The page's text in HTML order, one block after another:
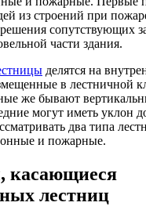
из строений при
сопутствующих
части здания.
делятся на
в лестничной
же бывают
могут иметь уклон
два типа
и пожарные.
касающиеся
лестниц